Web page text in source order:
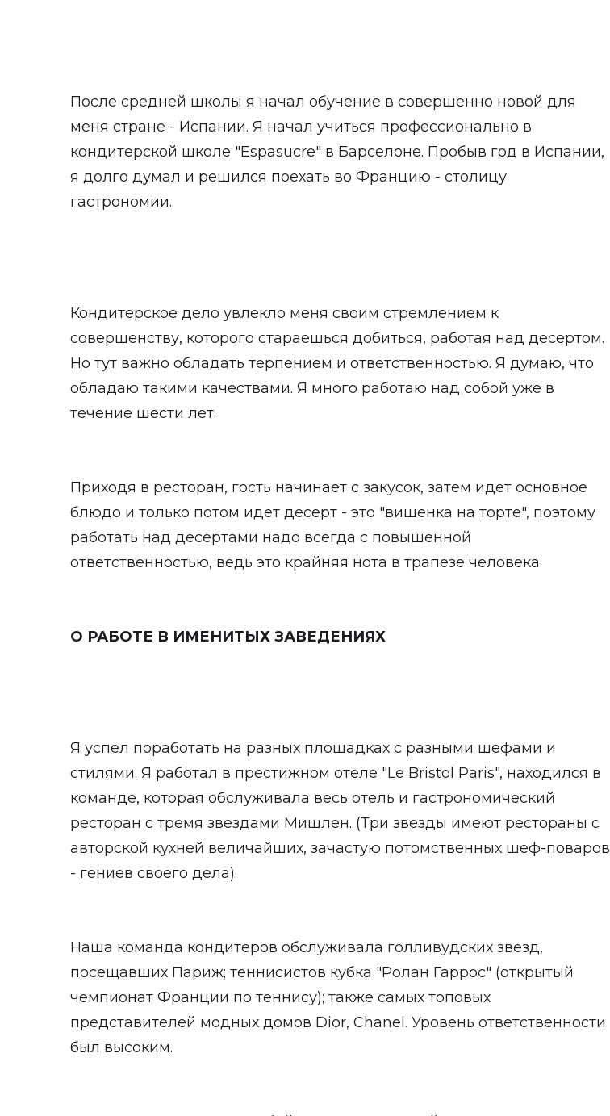
После средней школы я начал обучение в совершенно новой для
меня стране - Испании. Я начал учиться профессионально в
кондитерской школе "Espasucre" в Барселоне. Пробыв год в Испании,
я долго думал и решился поехать во Францию - столицу
гастрономии.
Кондитерское дело увлекло меня своим стремлением к
совершенству, которого стараешься добиться, работая над десертом.
Но тут важно обладать терпением и ответственностью. Я думаю, что
обладаю такими качествами. Я много работаю над собой уже в
течение шести лет.
Приходя в ресторан, гость начинает с закусок, затем идет основное
блюдо и только потом идет десерт - это "вишенка на торте", поэтому
работать над десертами надо всегда с повышенной
ответственностью, ведь это крайняя нота в трапезе человека.
О РАБОТЕ В ИМЕНИТЫХ ЗАВЕДЕНИЯХ
Я успел поработать на разных площадках с разными шефами и
стилями. Я работал в престижном отеле "Le Bristol Paris", находился в
команде, которая обслуживала весь отель и гастрономический
ресторан с тремя звездами Мишлен. (Три звезды имеют рестораны с
авторской кухней величайших, зачастую потомственных шеф-поваров
- гениев своего дела).
Наша команда кондитеров обслуживала голливудских звезд,
посещавших Париж; теннисистов кубка "Ролан Гаррос" (открытый
чемпионат Франции по теннису); также самых топовых
представителей модных домов Dior, Chanel. Уровень ответственности
был высоким.